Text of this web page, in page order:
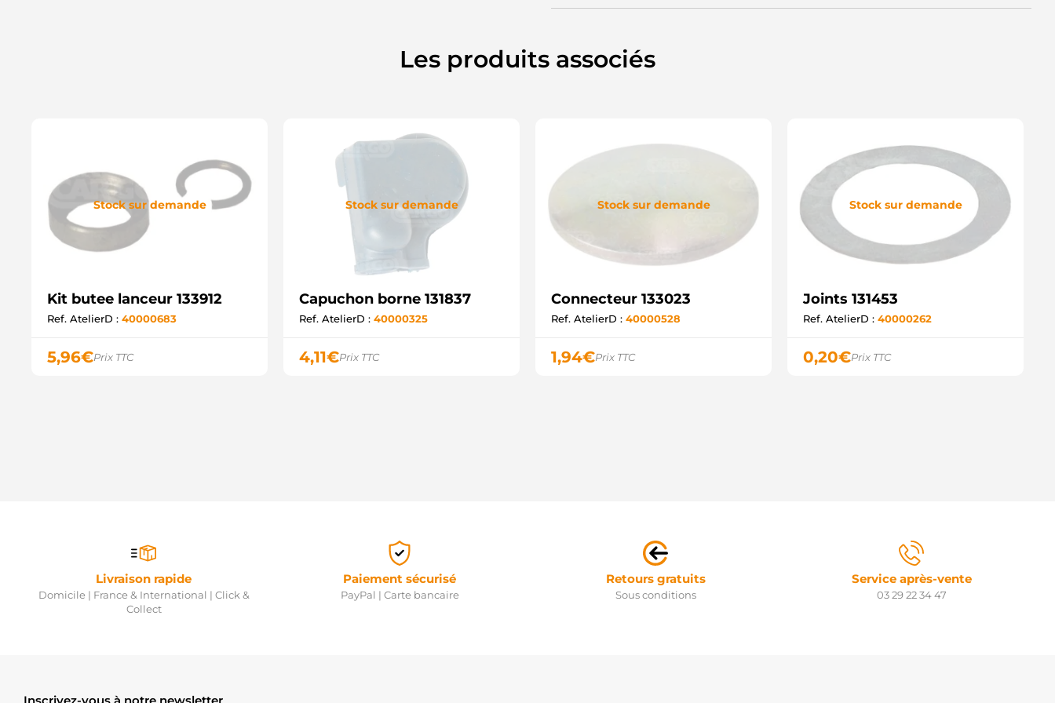
Les produits associés
Stock sur demande
Kit butee lanceur 133912
Ref. AtelierD : 40000683
5,96€Prix TTC
Stock sur demande
Capuchon borne 131837
Ref. AtelierD : 40000325
4,11€Prix TTC
Stock sur demande
Connecteur 133023
Ref. AtelierD : 40000528
1,94€Prix TTC
Stock sur demande
Joints 131453
Ref. AtelierD : 40000262
0,20€Prix TTC
Livraison rapide
Domicile | France & International | Click &
Collect
Paiement sécurisé
PayPal | Carte bancaire
Retours gratuits
Sous conditions
Service après-vente
03 29 22 34 47